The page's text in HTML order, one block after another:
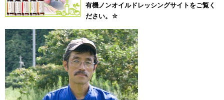
有機ノンオイルドレッシングサイトをご覧く
ださい。☆